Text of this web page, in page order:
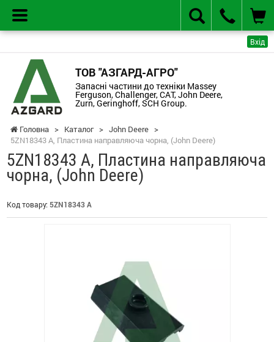
Вхід
ТОВ "АЗГАРД-АГРО"
Запасні частини до техніки Massey
Ferguson, Challenger, CAT, John Deere,
Zurn, Geringhoff, SCH Group.
Головна > Каталог > John Deere >
5ZN18343 A, Пластина направляюча чорна, (John Deere)
5ZN18343 A, Пластина направляюча
чорна, (John Deere)
Код товару: 5ZN18343 A